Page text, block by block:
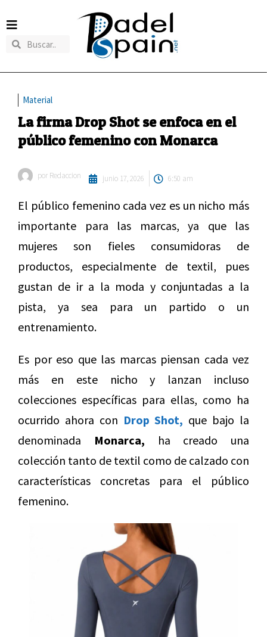
Material
La firma Drop Shot se enfoca en el
público femenino con Monarca
por Redaccion junio 17, 2026 6:50 am
El público femenino cada vez es un nicho más
importante para las marcas, ya que las
mujeres son fieles consumidoras de
productos, especialmente de textil, pues
gustan de ir a la moda y conjuntadas a la
pista, ya sea para un partido o un
entrenamiento.
Es por eso que las marcas piensan cada vez
más en este nicho y lanzan incluso
colecciones específicas para ellas, como ha
ocurrido ahora con Drop Shot, que bajo la
denominada Monarca, ha creado una
colección tanto de textil como de calzado con
características concretas para el público
femenino.